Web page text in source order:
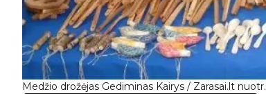
Medžio drožėjas Gediminas Kairys / Zarasai.lt nuotr.